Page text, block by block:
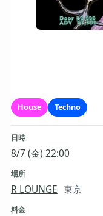
House Techno
日時
8/7 (金) 22:00
場所
R LOUNGE 東京
料金